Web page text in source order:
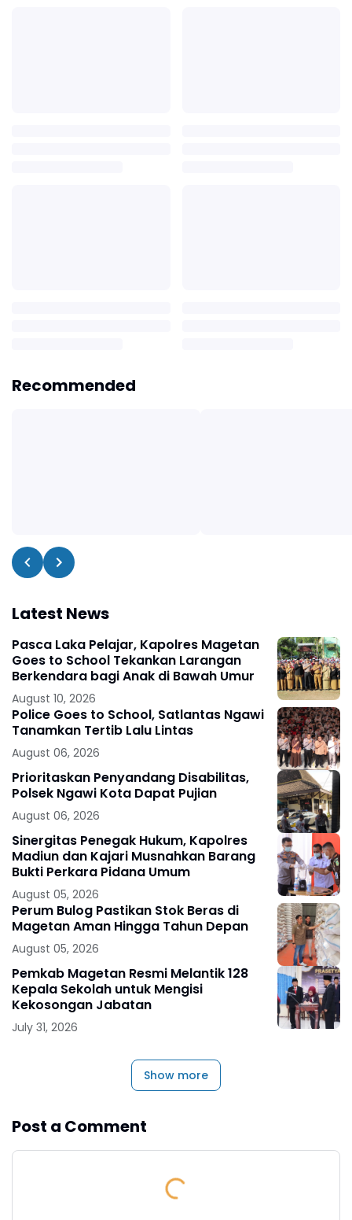
Recommended
Latest News
Pasca Laka Pelajar, Kapolres Magetan
Goes to School Tekankan Larangan
Berkendara bagi Anak di Bawah Umur
August 10, 2026
Police Goes to School, Satlantas Ngawi
Tanamkan Tertib Lalu Lintas
August 06, 2026
Prioritaskan Penyandang Disabilitas,
Polsek Ngawi Kota Dapat Pujian
August 06, 2026
Sinergitas Penegak Hukum, Kapolres
Madiun dan Kajari Musnahkan Barang
Bukti Perkara Pidana Umum
August 05, 2026
Perum Bulog Pastikan Stok Beras di
Magetan Aman Hingga Tahun Depan
August 05, 2026
Pemkab Magetan Resmi Melantik 128
Kepala Sekolah untuk Mengisi
Kekosongan Jabatan
July 31, 2026
Show more
Post a Comment